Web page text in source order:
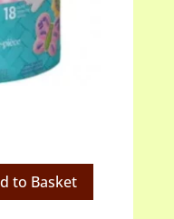
to Basket